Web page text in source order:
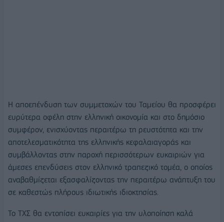
Η αποεπένδυση των συμμετοχών του Ταμείου θα προσφέρει
ευρύτερα οφέλη στην ελληνική οικονομία και στο δημόσιο
συμφέρον, ενισχύοντας περαιτέρω τη ρευστότητα και την
αποτελεσματικότητα της ελληνικής κεφαλαιαγοράς και
συμβάλλοντας στην παροχή περισσότερων ευκαιριών για
άμεσες επενδύσεις στον ελληνικό τραπεζικό τομέα, ο οποίος
αναβαθμίζεται εξασφαλίζοντας την περαιτέρω ανάπτυξη του
σε καθεστώς πλήρους ιδιωτικής ιδιοκτησίας.
Το ΤΧΣ θα εντοπίσει ευκαιρίες για την υλοποίηση καλά